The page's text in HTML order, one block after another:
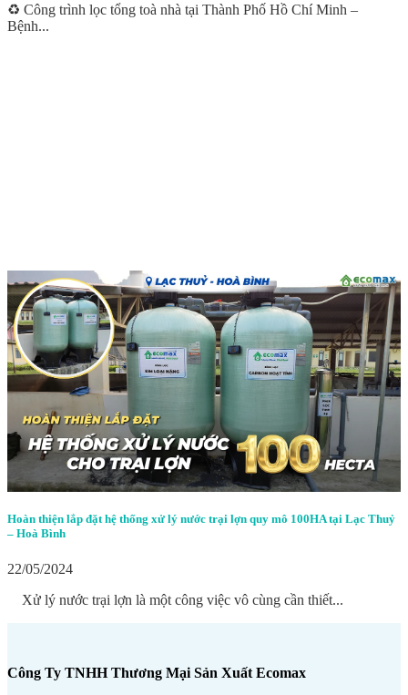
♻️ Công trình lọc tổng toà nhà tại Thành Phố Hồ Chí Minh –
Bệnh...
Hoàn thiện lắp đặt hệ thống xử lý nước trại lợn quy mô 100HA tại Lạc Thuỷ
– Hoà Bình
22/05/2024
Xử lý nước trại lợn là một công việc vô cùng cần thiết...
Công Ty TNHH Thương Mại Sản Xuất Ecomax